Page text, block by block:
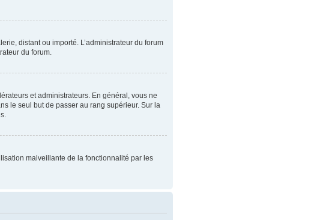
distant ou importé. L’administrateur du forum
du forum.
et administrateurs. En général, vous ne
le seul but de passer au rang supérieur. Sur la
malveillante de la fonctionnalité par les